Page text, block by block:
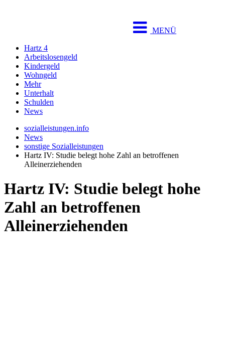
MENÜ
Hartz 4
Arbeitslosengeld
Kindergeld
Wohngeld
Mehr
Unterhalt
Schulden
News
sozialleistungen.info
News
sonstige Sozialleistungen
Hartz IV: Studie belegt hohe Zahl an betroffenen
Alleinerziehenden
Hartz IV: Studie belegt hohe
Zahl an betroffenen
Alleinerziehenden